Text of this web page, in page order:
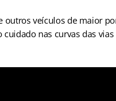
outros veículos de maior
nas curvas das